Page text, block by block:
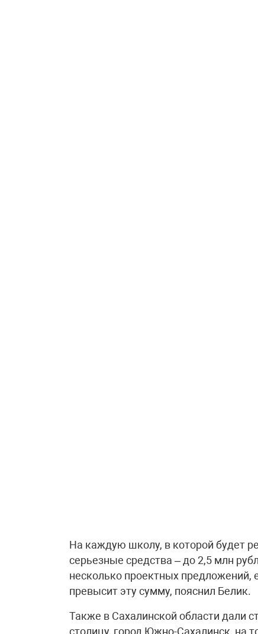
На каждую школу, в которой будет
серьезные средства – до 2,5 млн
несколько проектных предложений,
превысит эту сумму, пояснил Белик.
Также в Сахалинской области дали